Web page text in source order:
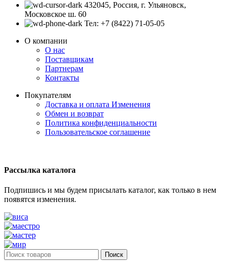
432045, Россия, г. Ульяновск,
Московское ш. 60
Тел: +7 (8422) 71-05-05
О компании
О нас
Поставщикам
Партнерам
Контакты
Покупателям
Доставка и оплата Изменения
Обмен и возврат
Политика конфиденциальности
Пользовательское соглашение
Рассылка каталога
Подпишись и мы будем присылать каталог, как только в нем
появятся изменения.
Поиск